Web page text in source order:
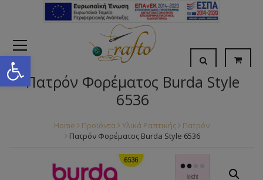
Open toolbar
Πατρόν Φορέματος Burda Style
6536
Home Προϊόντα Υλικά Ραπτικής
Πατρόν
Πατρόν Φορέματος Burda Style 6536